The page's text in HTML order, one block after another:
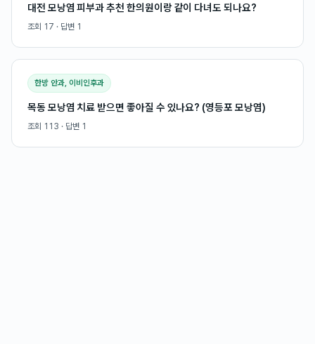
대전 모낭염 피부과 추천 한의원이랑 같이 다녀도 되나요?
조회 17 · 답변 1
한방 안과, 이비인후과
목동 모낭염 치료 받으면 좋아질 수 있나요? (영등포 모낭염)
조회 113 · 답변 1